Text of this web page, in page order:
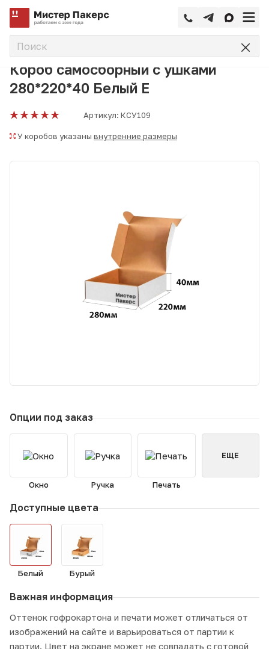
Главная Короб
Короб самосборный с ушками
280*220*40 Белый Е
Артикул: КСУ109
У коробов указаны внутренние размеры
Опции под заказ
Окно Ручка Печать
ЕЩЕ
Доступные цвета
Белый Бурый
Важная информация
Оттенок гофрокартона и печати может отличаться от
изображений на сайте и варьироваться от партии к
партии. Цвет на экране может не совпадать с готовой